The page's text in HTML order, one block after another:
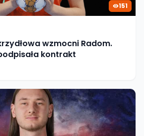
151
wzmocni Radom.
kontrakt